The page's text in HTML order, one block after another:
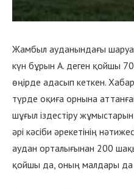
Жамбыл ауданындағы шаруа
күн бұрын А. деген қойшы
өңірде адасып кеткен.
түрде оқиға орнына
шұғыл іздестіру
әрі кәсіби әрекетінің
аудан орталығынан 200
қойшы да, оның малдары